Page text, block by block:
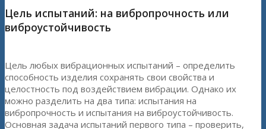
Цель испытаний: на вибропрочность или
виброустойчивость
Цель любых вибрационных испытаний – определить
способность изделия сохранять свои свойства и
целостность под воздействием вибрации. Однако их
можно разделить на два типа: испытания на
вибропрочность и испытания на виброустойчивость.
Основная задача испытаний первого типа – проверить,